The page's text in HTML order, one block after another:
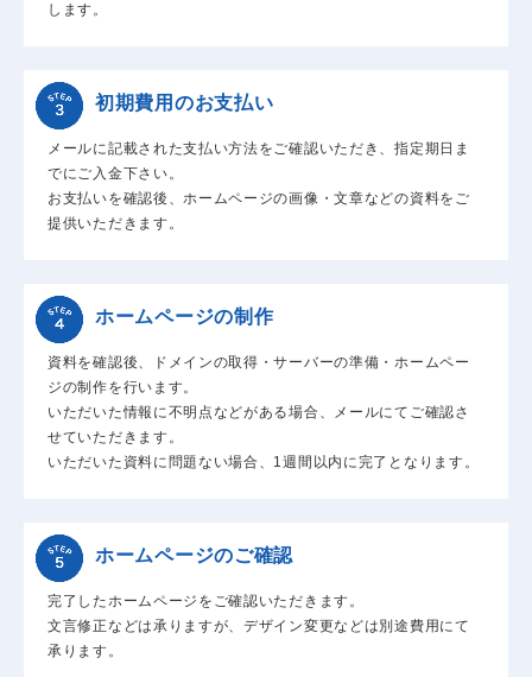
します。
初期費用のお支払い
メールに記載された支払い方法をご確認いただき、指定期日ま
でにご入金下さい。
お支払いを確認後、ホームページの画像・文章などの資料をご
提供いただきます。
ホームページの制作
資料を確認後、ドメインの取得・サーバーの準備・ホームペー
ジの制作を行います。
いただいた情報に不明点などがある場合、メールにてご確認さ
せていただきます。
いただいた資料に問題ない場合、1週間以内に完了となります。
ホームページのご確認
完了したホームページをご確認いただきます。
文言修正などは承りますが、デザイン変更などは別途費用にて
承ります。